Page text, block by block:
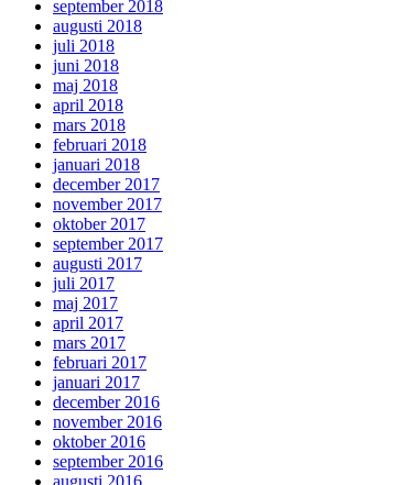
september 2018
augusti 2018
juli 2018
juni 2018
maj 2018
april 2018
mars 2018
februari 2018
januari 2018
december 2017
november 2017
oktober 2017
september 2017
augusti 2017
juli 2017
maj 2017
april 2017
mars 2017
februari 2017
januari 2017
december 2016
november 2016
oktober 2016
september 2016